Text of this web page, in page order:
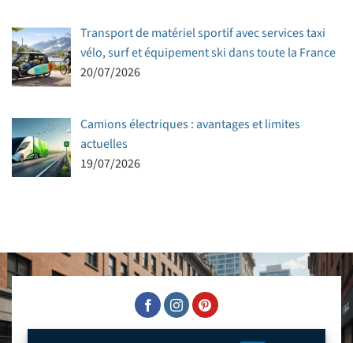
Transport de matériel sportif avec services taxi
vélo, surf et équipement ski dans toute la France
20/07/2026
Camions électriques : avantages et limites
actuelles
19/07/2026